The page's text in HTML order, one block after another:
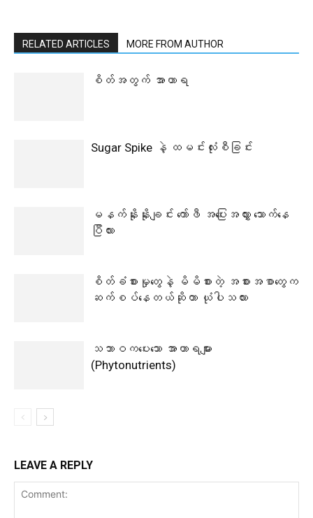
RELATED ARTICLES MORE FROM AUTHOR
စိတ်အတွက် အာဟာရ
Sugar Spike နဲ့ ထမင်းလုံးစီခြင်း
မနက်နိုးနိုးချင်း ကော်ဖီ အပြေးအလွှား သောက်နေ
ပြီလား
စိတ်ခံစားမှုတွေနဲ့ မိမိစားတဲ့ အစားအစာတွေက
ဆက်စပ်နေတယ်ဆိုတာ ယုံပါသလား
သဘာဝကပေးသော အာဟာရများ
(Phytonutrients)
LEAVE A REPLY